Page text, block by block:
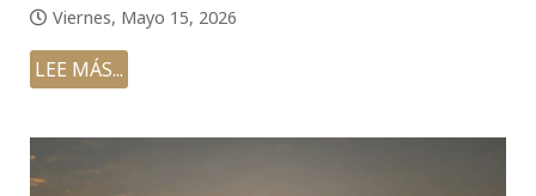
Viernes, Mayo 15, 2026
LEE MÁS...